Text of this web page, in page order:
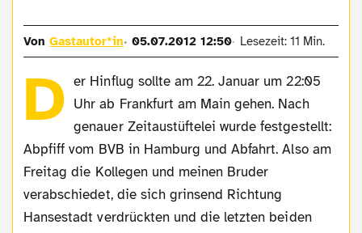
VonGastautor*in 05.07.2012 12:50 Lesezeit: 11 Min.
D er Hinflug sollte am 22. Januar um 22:05
Uhr ab Frankfurt am Main gehen. Nach
genauer Zeitaustüftelei wurde festgestellt:
Abpfiff vom BVB in Hamburg und Abfahrt. Also am
Freitag die Kollegen und meinen Bruder
verabschiedet, die sich grinsend Richtung
Hansestadt verdrückten und die letzten beiden